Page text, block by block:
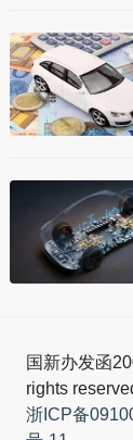
国新办发函
rights
浙ICP备